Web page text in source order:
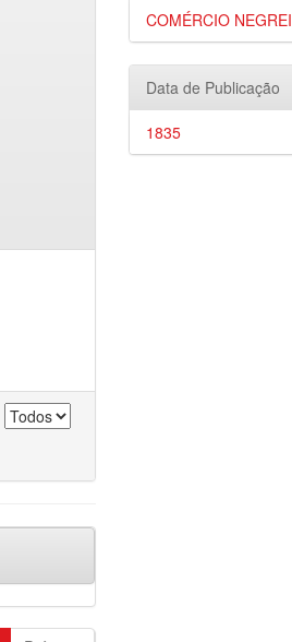
COMÉRCIO
Data de Publicação
1835